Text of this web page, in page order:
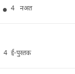
4 नअत
4 ई-पुस्तक